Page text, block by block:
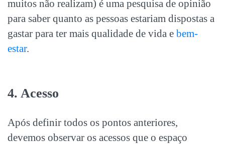
muitos não realizam) é uma pesquisa de opinião
para saber quanto as pessoas estariam dispostas a
gastar para ter mais qualidade de vida e bem-
estar.
4. Acesso
Após definir todos os pontos anteriores,
devemos observar os acessos que o espaço